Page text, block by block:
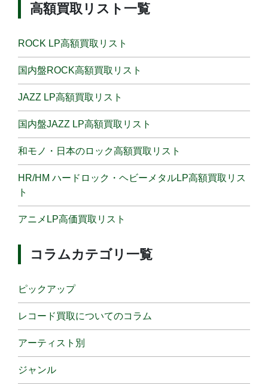
高額買取リスト一覧
ROCK LP高額買取リスト
国内盤ROCK高額買取リスト
JAZZ LP高額買取リスト
国内盤JAZZ LP高額買取リスト
和モノ・日本のロック高額買取リスト
HR/HM ハードロック・ヘビーメタルLP高額買取リス
ト
アニメLP高価買取リスト
コラムカテゴリ一覧
ピックアップ
レコード買取についてのコラム
アーティスト別
ジャンル